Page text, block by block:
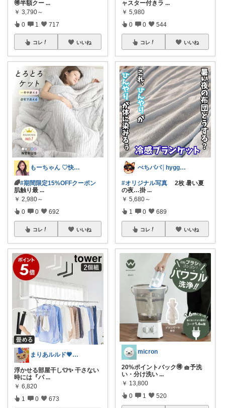
🉐半額クー ...
￥ 3,790～
0 1 717
コレ いいね
もーちゃん ♡快適生活~旅行大好き🌈✨
🌈#期間限定15%OFFクーポン
肌触り最 ...
￥ 2,980～
0 0 692
コレ いいね
まりあルルド💗ご購入感謝です💗
浮かせる部屋干し👕✨️ 干さない
時には『パ ...
￥ 6,820
1 0 673
ャスター付きラ ...
￥ 5,980
0 0 544
コレ いいね
ぺちパパ│hyggeな心意気を大切に🌿
#オリジナル写真 2枚 暑い夏
の夜…掛 ...
￥ 5,680～
1 0 689
コレ いいね
micron
20%ポイントバック🉐 🧺予洗
い・分け洗い ...
￥ 13,800
0 1 520